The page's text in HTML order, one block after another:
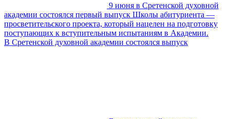
9 июня в Сретенской духовной
академии состоялся первый выпуск Школы абитуриента —
просветительского проекта, который нацелен на подготовку
поступающих к вступительным испытаниям в Академии.
В Сретенской духовной академии состоялся выпуск